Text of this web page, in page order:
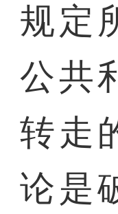
规定
公共
转走
论是